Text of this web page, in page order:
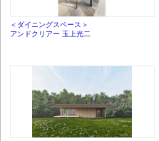
＜ダイニングスペース＞
アンドクリアー 玉上光二